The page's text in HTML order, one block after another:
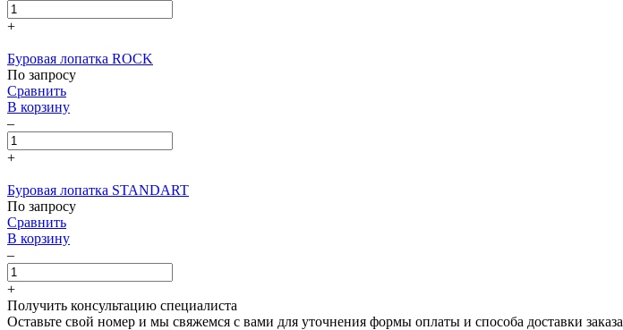
+
Буровая лопатка ROCK
По запросу
Сравнить
В корзину
–
+
Буровая лопатка STANDART
По запросу
Сравнить
В корзину
–
+
Получить консультацию специалиста
Оставьте свой номер и мы свяжемся с вами для уточнения формы оплаты и способа доставки заказа